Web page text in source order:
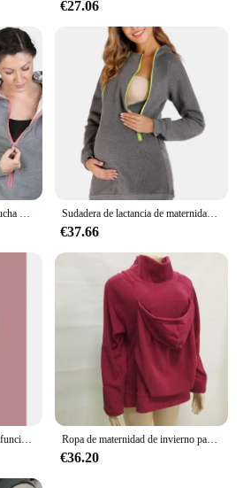
€27.06
Sudadera portabebés con capucha de maternidad para padres, sudadera con capucha de canguro de otoño, jerséis para mujeres, ropa de maternidad para mujeres embarazadas Sudadera de lactancia de maternidad para mujer, Sudadera con capucha de canguro, manga larga, Top de embarazo, ropa de mujer embarazada
€37.66
Chaqueta de maternidad multifunción con capucha para mujer, abrigo de canguro con cremallera, Sudadera con capucha desmontable, suéter de invierno Ropa de maternidad de invierno para hombres, chaqueta de papá, canguro, cálido, sudaderas de maternidad, abrigo de moda
€36.20